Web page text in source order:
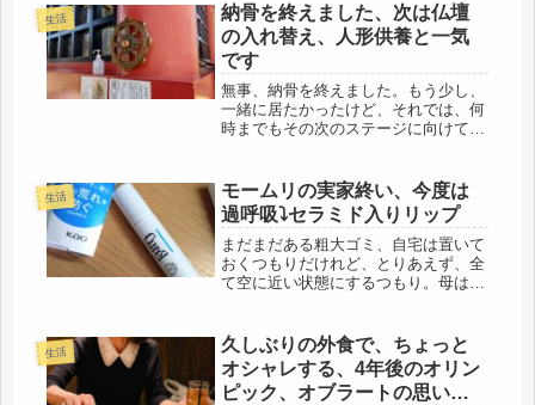
生活
納骨を終えました、次は仏壇
の入れ替え、人形供養と一気
です
無事、納骨を終えました。もう少し、
一緒に居たかったけど、それでは、何
時までもその次のステージに向けて進
ら。母は、一人っ子で、いつも父が守
っていたのに、その死後は、30年間、
一...
生活
モームリの実家終い、今度は
過呼吸⤵セラミド入りリップ
まだまだある粗大ゴミ、自宅は置いて
おくつもりだけれど、とりあえず、全
て空に近い状態にするつもり。母は、
二階は全て使っていたので、その荷物
はまるごと実家へ。ところが、実家は
収納...
生活
久しぶりの外食で、ちょっと
オシャレする、4年後のオリン
ピック、オブラートの思い